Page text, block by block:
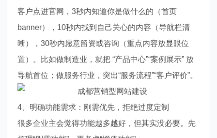
客户点进官网，3秒内知道你是做什么的（首页
banner），10秒内找到自己关心的内容（导航栏清
晰），30秒内愿意留资或咨询（重点内容放显眼位
置）。比如做制造业，就把 “产品中心”“案例展示” 放
导航首位；做服务行业，突出“服务流程”“客户评价”。
4、明确功能需求：刚需优先，拒绝过度定制
很多企业主会觉得功能越多越好，但其实没必要。先